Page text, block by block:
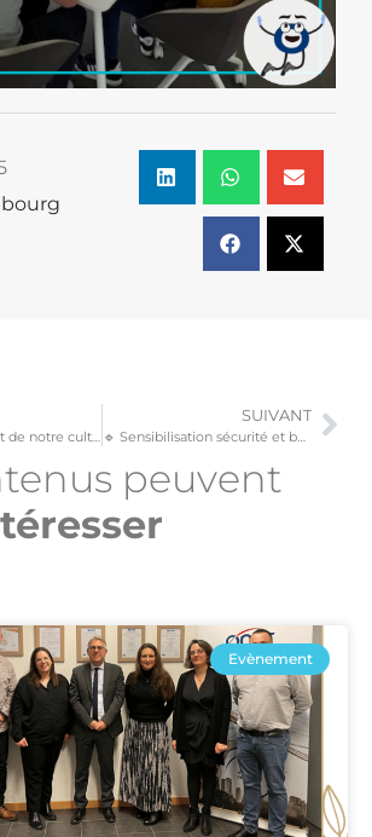
📢 Renforcement de notre culture d’éthique, de conformité et de protection des données chez Onet Luxembourg
SUIVANT
🔹 Sensibilisation sécurité et bonnes pratiques à la Cour de justice de l’Union européenne : Renforcer nos fondamentaux
peuvent
Evènement